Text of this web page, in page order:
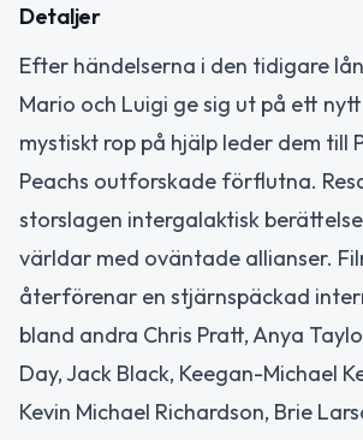
Detaljer
Efter händelserna i den tidigare
Mario och Luigi ge sig ut på ett
mystiskt rop på hjälp leder dem till
Peachs outforskade förflutna.
storslagen intergalaktisk
världar med oväntade allianser.
återförenar en stjärnspäckad
bland andra Chris Pratt, Anya
Day, Jack Black, Keegan-Michael
Kevin Michael Richardson, Brie